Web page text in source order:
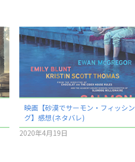
映画【砂漠でサーモン・フィッシン
グ】感想(ネタバレ)
2020年4月19日